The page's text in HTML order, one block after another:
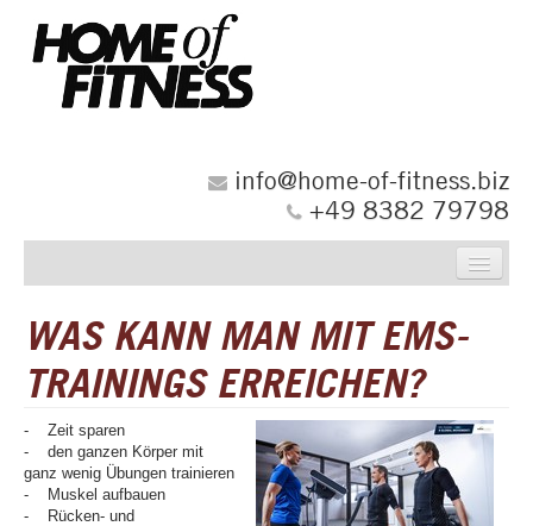
info@home-of-fitness.biz
+49 8382 79798
STOFFWECHSELKUR
ÖFFNUNGSZEITEN
WAS KANN MAN MIT EMS-
TRAININGS ERREICHEN?
- Zeit sparen
- den ganzen Körper mit
ganz wenig Übungen trainieren
- Muskel aufbauen
- Rücken- und